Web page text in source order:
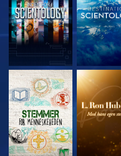
UDFORSK SERIEN UDFORSK